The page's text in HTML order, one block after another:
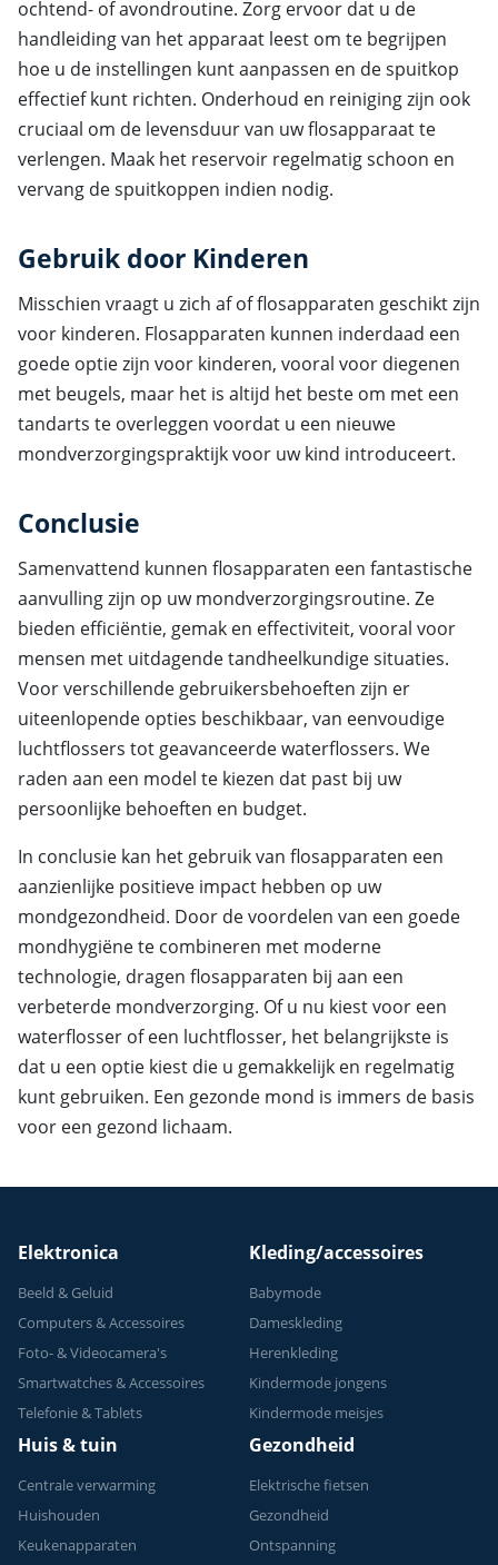
ochtend- of avondroutine. Zorg ervoor dat u de
handleiding van het apparaat leest om te begrijpen
hoe u de instellingen kunt aanpassen en de spuitkop
effectief kunt richten. Onderhoud en reiniging zijn ook
cruciaal om de levensduur van uw flosapparaat te
verlengen. Maak het reservoir regelmatig schoon en
vervang de spuitkoppen indien nodig.
Gebruik door Kinderen
Misschien vraagt u zich af of flosapparaten geschikt zijn
voor kinderen. Flosapparaten kunnen inderdaad een
goede optie zijn voor kinderen, vooral voor diegenen
met beugels, maar het is altijd het beste om met een
tandarts te overleggen voordat u een nieuwe
mondverzorgingspraktijk voor uw kind introduceert.
Conclusie
Samenvattend kunnen flosapparaten een fantastische
aanvulling zijn op uw mondverzorgingsroutine. Ze
bieden efficiëntie, gemak en effectiviteit, vooral voor
mensen met uitdagende tandheelkundige situaties.
Voor verschillende gebruikersbehoeften zijn er
uiteenlopende opties beschikbaar, van eenvoudige
luchtflossers tot geavanceerde waterflossers. We
raden aan een model te kiezen dat past bij uw
persoonlijke behoeften en budget.
In conclusie kan het gebruik van flosapparaten een
aanzienlijke positieve impact hebben op uw
mondgezondheid. Door de voordelen van een goede
mondhygiëne te combineren met moderne
technologie, dragen flosapparaten bij aan een
verbeterde mondverzorging. Of u nu kiest voor een
waterflosser of een luchtflosser, het belangrijkste is
dat u een optie kiest die u gemakkelijk en regelmatig
kunt gebruiken. Een gezonde mond is immers de basis
voor een gezond lichaam.
Elektronica
Beeld & Geluid
Computers & Accessoires
Foto- & Videocamera's
Smartwatches & Accessoires
Telefonie & Tablets
Kleding/accessoires
Babymode
Dameskleding
Herenkleding
Kindermode jongens
Kindermode meisjes
Huis & tuin
Centrale verwarming
Huishouden
Keukenapparaten
Gezondheid
Elektrische fietsen
Gezondheid
Ontspanning